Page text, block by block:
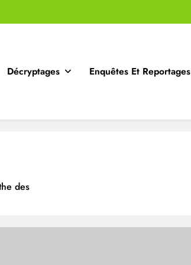
Décryptages Enquêtes Et Reportages
des
? » Débunker